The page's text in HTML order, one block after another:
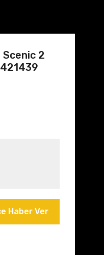
Scenic 2
Haber Ver